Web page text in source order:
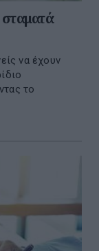
σταματά
να έχουν
το